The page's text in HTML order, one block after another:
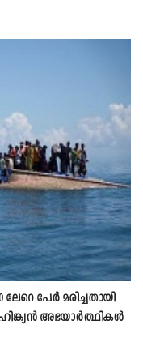
പേര്‍ മരിച്ചതായി
അഭയാര്‍ത്ഥികള്‍